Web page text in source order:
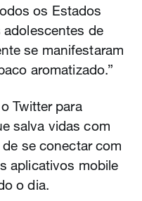
os Estados
de
se manifestaram
aromatizado.”
Twitter para
salva vidas com
se conectar com
aplicativos mobile
o dia.